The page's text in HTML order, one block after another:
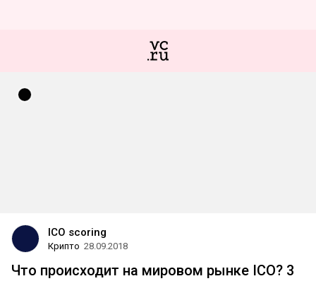
ICO scoring
Крипто 28.09.2018
Что происходит на мировом рынке ICO? 3